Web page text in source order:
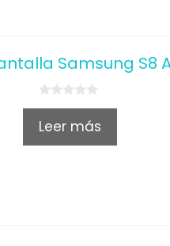
Samsung S8
0
u
Leer más